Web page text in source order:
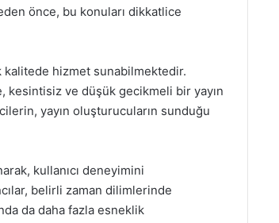
önce, bu konuları dikkatlice
kalitede hizmet sunabilmektedir.
kesintisiz ve düşük gecikmeli bir yayın
yayın oluşturucuların sunduğu
kullanıcı deneyimini
belirli zaman dilimlerinde
da daha fazla esneklik